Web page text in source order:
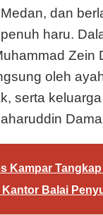
dan
haru.
Zein
oleh
serta
Kampar
Kantor Balai